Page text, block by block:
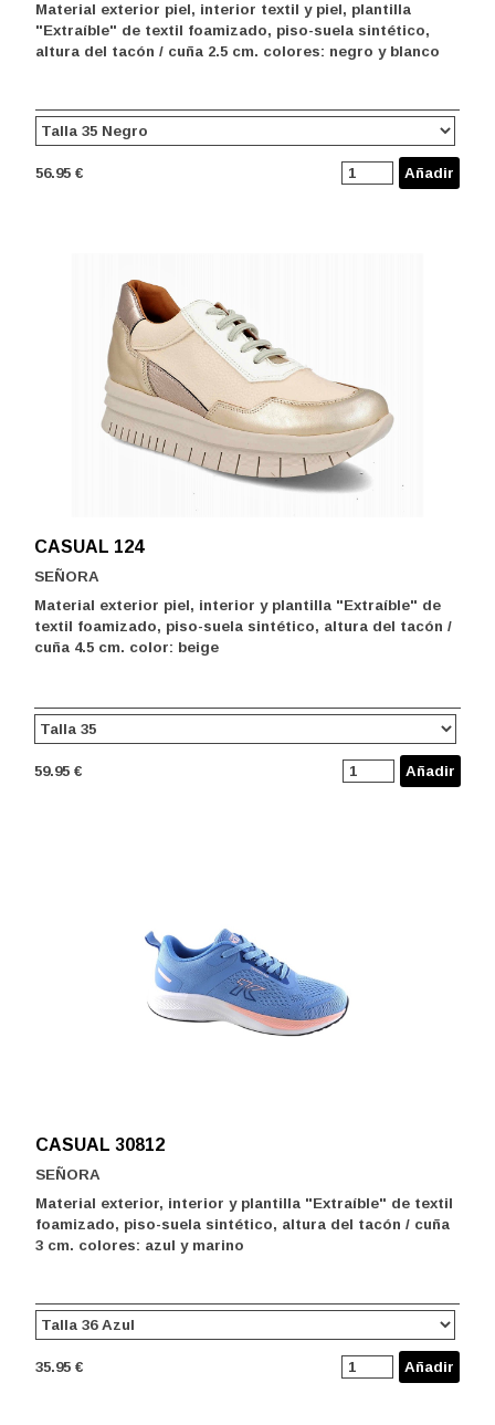
Material exterior piel, interior textil y piel, plantilla
"Extraíble" de textil foamizado, piso-suela sintético,
altura del tacón / cuña 2.5 cm. colores: negro y blanco
56.95 € Añadir
CASUAL 124
SEÑORA
Material exterior piel, interior y plantilla "Extraíble" de
textil foamizado, piso-suela sintético, altura del tacón /
cuña 4.5 cm. color: beige
59.95 € Añadir
CASUAL 30812
SEÑORA
Material exterior, interior y plantilla "Extraíble" de textil
foamizado, piso-suela sintético, altura del tacón / cuña
3 cm. colores: azul y marino
35.95 € Añadir